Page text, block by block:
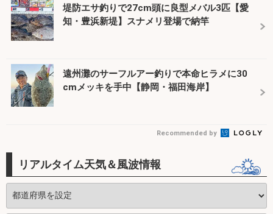
堤防エサ釣りで27cm頭に良型メバル3匹【愛
知・豊浜新堤】スナメリ登場で納竿
遠州灘のサーフルアー釣りで本命ヒラメに30
cmメッキを手中【静岡・福田海岸】
Recommended by
リアルタイム天気＆風波情報